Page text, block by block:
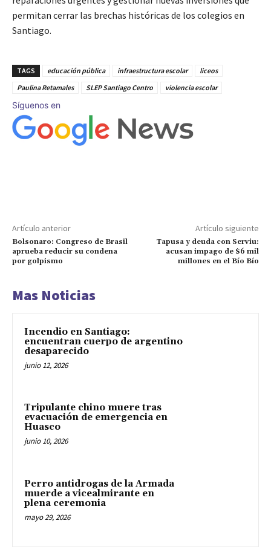
permitan cerrar las brechas históricas de los colegios en
Santiago.
TAGS educación pública infraestructura escolar
liceos
Paulina Retamales
SLEP Santiago Centro violencia escolar
Síguenos en
Artículo anterior
Bolsonaro: Congreso de Brasil
aprueba reducir su condena
por golpismo
Artículo siguiente
Tapusa y deuda con Serviu:
acusan impago de $6 mil
millones en el Bío Bío
Mas Noticias
Incendio en Santiago:
encuentran cuerpo de argentino
desaparecido
junio 12, 2026
Tripulante chino muere tras
evacuación de emergencia en
Huasco
junio 10, 2026
Perro antidrogas de la Armada
muerde a vicealmirante en
plena ceremonia
mayo 29, 2026